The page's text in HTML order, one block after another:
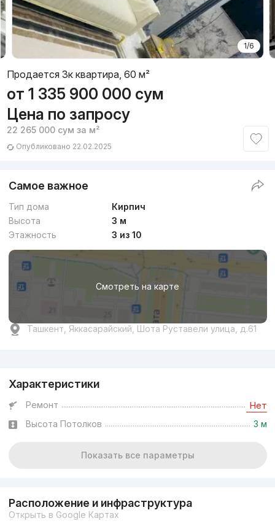
1/6
Продается 3к квартира, 60 м²
от 1 335 900 000 сум
Цена по запросу
22 265 000 сум за м²
Опубликовано 22.02.2025
Самое важное
Тип дома
Кирпич
Высота
3 м
Этажность
3 из 10
Смотреть на карте
Ташкент, Яккасарайский, Шота Руставели улица, д.61
Характеристики
Ремонт Нет
Высота Потолков 3 м
Показать все параметры
Расположение и инфраструктура
Открыть в Google Картах